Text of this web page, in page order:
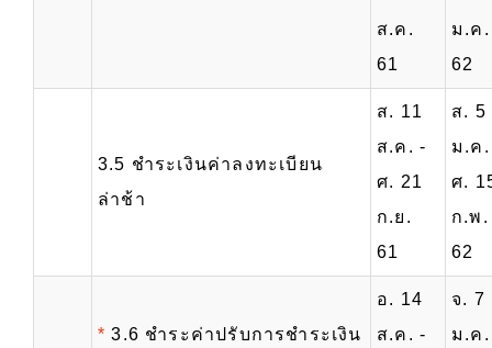
ส.ค.
61
ม.ค.
62
3.5 ชำระเงินค่าลงทะเบียน
ล่าช้า
ส. 11
ส.ค. -
ศ. 21
ก.ย.
61
ส. 5
ม.ค.
ศ.
ก.พ.
62
* 3.6 ชำระค่าปรับการชำระเงิน
อ. 14
ส.ค. -
จ. 7
ม.ค.